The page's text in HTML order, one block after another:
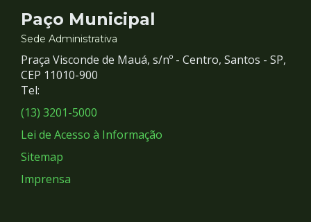
Contato
e
Redes
Sociais
Paço Municipal
Sede Administrativa
Praça Visconde de Mauá, s/nº - Centro, Santos - SP,
CEP 11010-900
Tel:
(13) 3201-5000
Lei de Acesso à Informação
Sitemap
Imprensa